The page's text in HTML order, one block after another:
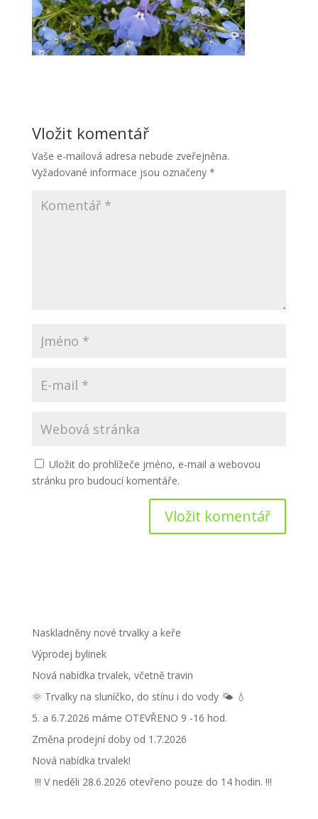
Vložit komentář
Vaše e-mailová adresa nebude zveřejněna.
Vyžadované informace jsou označeny *
Uložit do prohlížeče jméno, e-mail a webovou
stránku pro budoucí komentáře.
Naskladněny nové trvalky a keře
Výprodej bylinek
Nová nabídka trvalek, včetně travin
🌞 Trvalky na sluníčko, do stínu i do vody 🌤 💧
5. a 6.7.2026 máme OTEVŘENO 9 -16 hod.
Změna prodejní doby od 1.7.2026
Nová nabídka trvalek!
!!! V neděli 28.6.2026 otevřeno pouze do 14 hodin. !!!